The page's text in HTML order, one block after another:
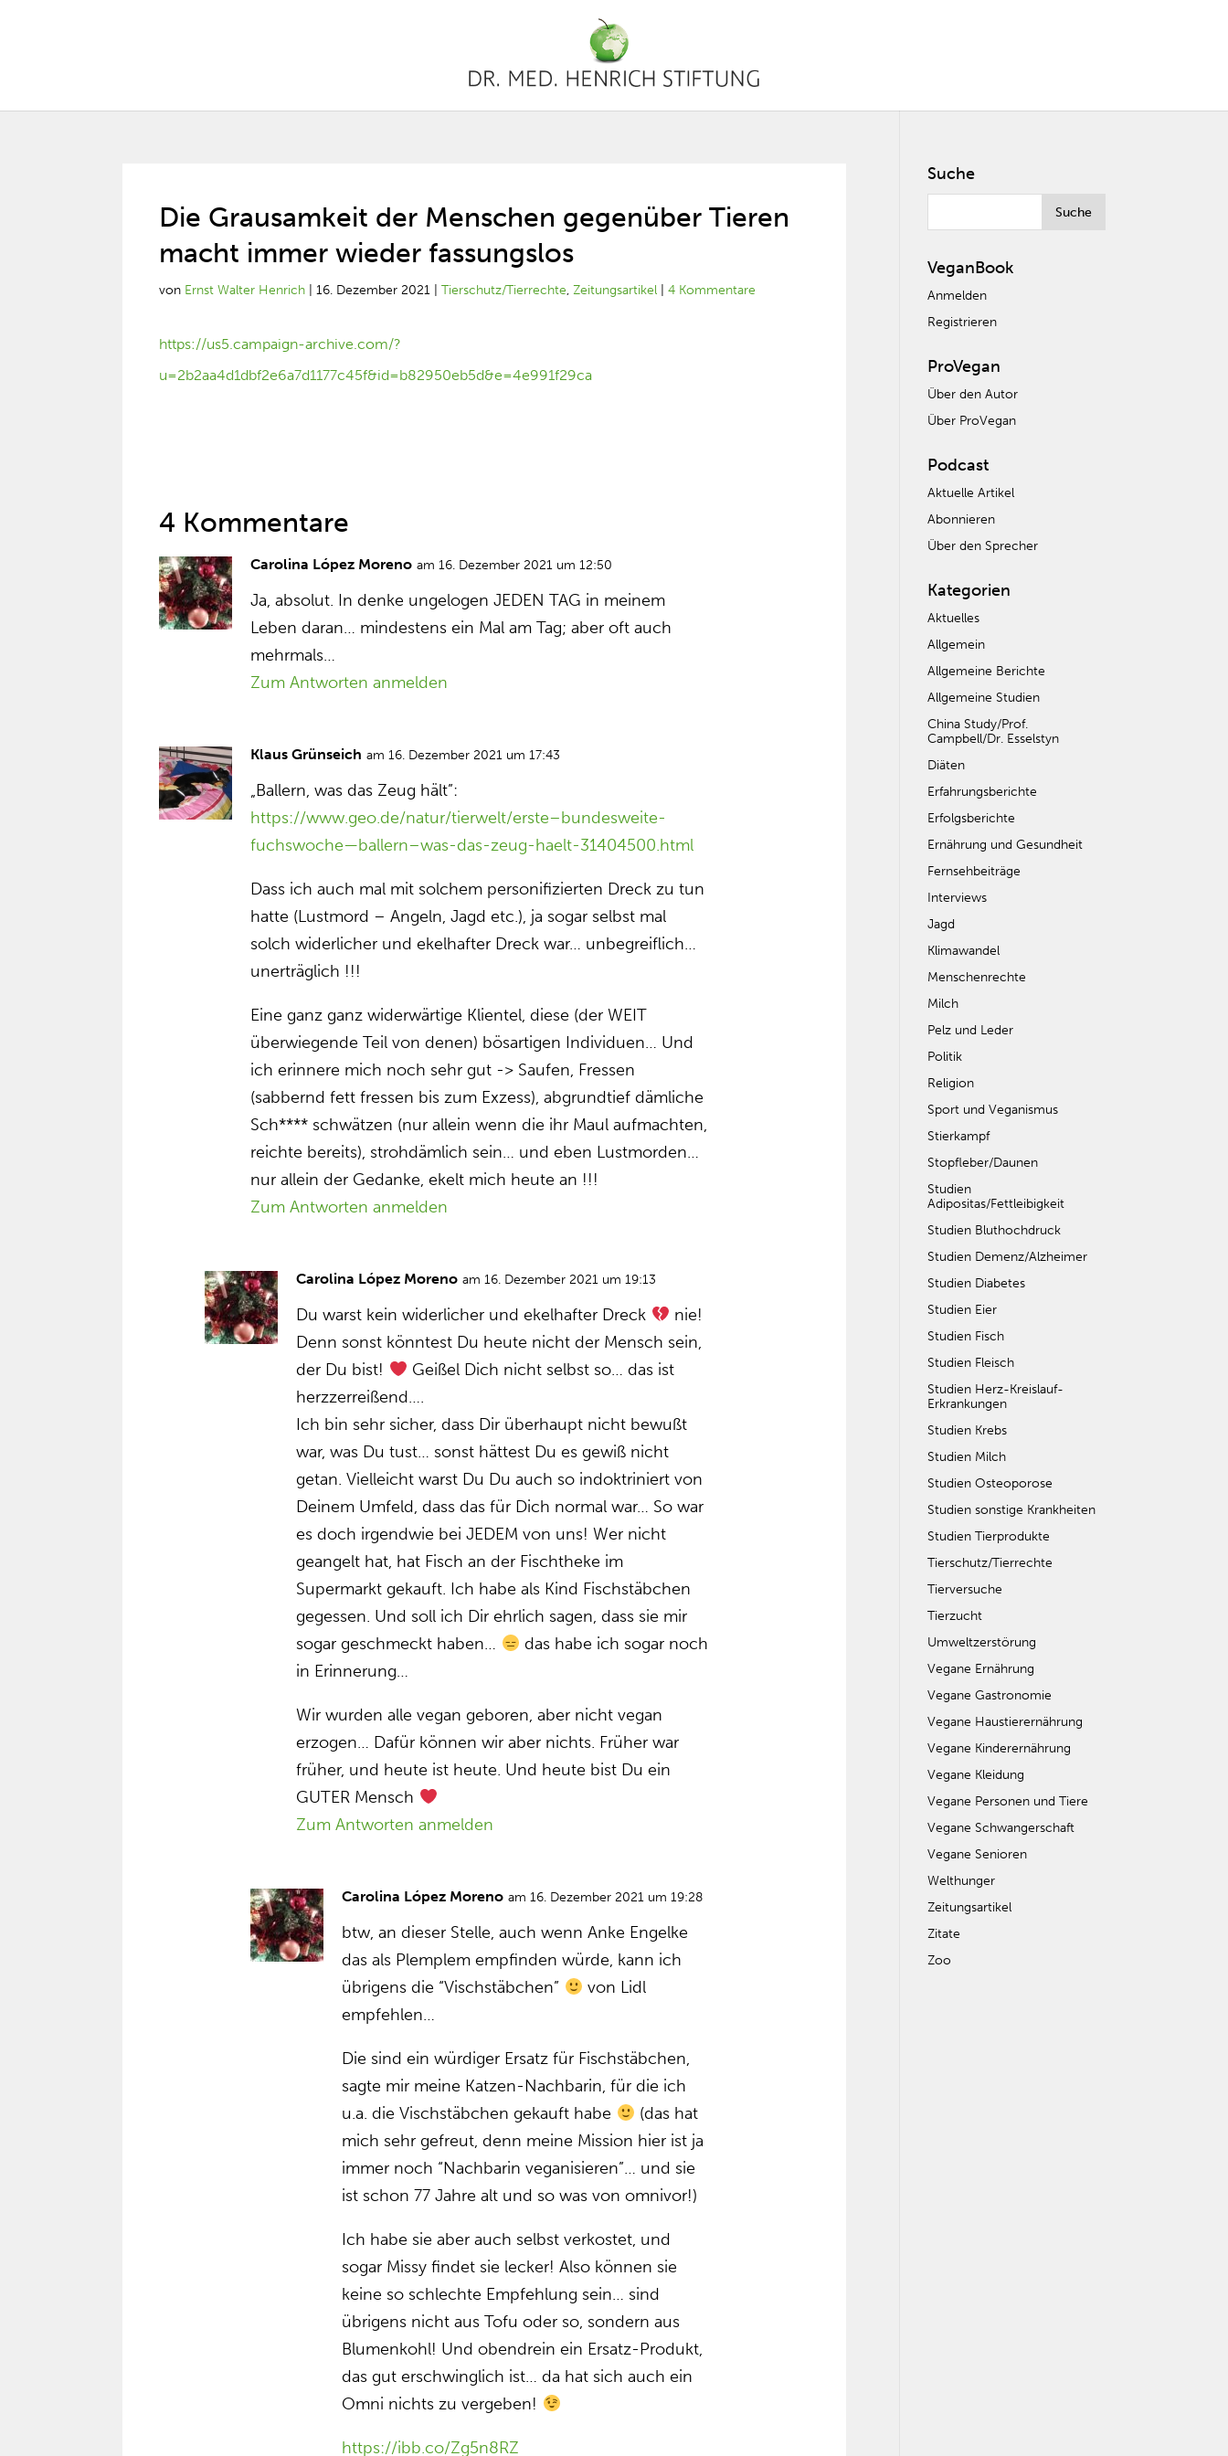
Die Grausamkeit der Menschen gegenüber Tieren
macht immer wieder fassungslos
von Ernst Walter Henrich |16. Dezember 2021 |Tierschutz/Tierrechte,Zeitungsartikel |4 Kommentare
https://us5.campaign-archive.com/?
u=2b2aa4d1dbf2e6a7d1177c45f&id=b82950eb5d&e=4e991f29ca
4 Kommentare
Carolina López Moreno am 16. Dezember 2021 um 12:50
Ja, absolut. In denke ungelogen JEDEN TAG in meinem
Leben daran… mindestens ein Mal am Tag; aber oft auch
mehrmals…
Zum Antworten anmelden
Klaus Grünseich am 16. Dezember 2021 um 17:43
„Ballern, was das Zeug hält”:
https://www.geo.de/natur/tierwelt/erste–bundesweite-
fuchswoche—ballern–was-das-zeug-haelt-31404500.html
Dass ich auch mal mit solchem personifizierten Dreck zu tun
hatte (Lustmord – Angeln, Jagd etc.), ja sogar selbst mal
solch widerlicher und ekelhafter Dreck war… unbegreiflich…
unerträglich !!!
Eine ganz ganz widerwärtige Klientel, diese (der WEIT
überwiegende Teil von denen) bösartigen Individuen… Und
ich erinnere mich noch sehr gut -> Saufen, Fressen
(sabbernd fett fressen bis zum Exzess), abgrundtief dämliche
Sch**** schwätzen (nur allein wenn die ihr Maul aufmachten,
reichte bereits), strohdämlich sein… und eben Lustmorden…
nur allein der Gedanke, ekelt mich heute an !!!
Zum Antworten anmelden
Carolina López Moreno am 16. Dezember 2021 um 19:13
Du warst kein widerlicher und ekelhafter Dreck
nie!
Denn sonst könntest Du heute nicht der Mensch sein,
der Du bist!
Geißel Dich nicht selbst so… das ist
herzzerreißend….
Ich bin sehr sicher, dass Dir überhaupt nicht bewußt
war, was Du tust… sonst hättest Du es gewiß nicht
getan. Vielleicht warst Du Du auch so indoktriniert von
Deinem Umfeld, dass das für Dich normal war… So war
es doch irgendwie bei JEDEM von uns! Wer nicht
geangelt hat, hat Fisch an der Fischtheke im
Supermarkt gekauft. Ich habe als Kind Fischstäbchen
gegessen. Und soll ich Dir ehrlich sagen, dass sie mir
sogar geschmeckt haben…
das habe ich sogar noch
in Erinnerung…
Wir wurden alle vegan geboren, aber nicht vegan
erzogen… Dafür können wir aber nichts. Früher war
früher, und heute ist heute. Und heute bist Du ein
GUTER Mensch
Zum Antworten anmelden
Carolina López Moreno am 16. Dezember 2021 um 19:28
btw, an dieser Stelle, auch wenn Anke Engelke
das als Plemplem empfinden würde, kann ich
übrigens die “Vischstäbchen”
von Lidl
empfehlen…
Die sind ein würdiger Ersatz für Fischstäbchen,
sagte mir meine Katzen-Nachbarin, für die ich
u.a. die Vischstäbchen gekauft habe
(das hat
mich sehr gefreut, denn meine Mission hier ist ja
immer noch “Nachbarin veganisieren”… und sie
ist schon 77 Jahre alt und so was von omnivor!)
Ich habe sie aber auch selbst verkostet, und
sogar Missy findet sie lecker! Also können sie
keine so schlechte Empfehlung sein… sind
übrigens nicht aus Tofu oder so, sondern aus
Blumenkohl! Und obendrein ein Ersatz-Produkt,
das gut erschwinglich ist… da hat sich auch ein
Omni nichts zu vergeben!
https://ibb.co/Zg5n8RZ
Suche
VeganBook
Anmelden
Registrieren
ProVegan
Über den Autor
Über ProVegan
Podcast
Aktuelle Artikel
Abonnieren
Über den Sprecher
Kategorien
Aktuelles
Allgemein
Allgemeine Berichte
Allgemeine Studien
China Study/Prof.
Campbell/Dr. Esselstyn
Diäten
Erfahrungsberichte
Erfolgsberichte
Ernährung und Gesundheit
Fernsehbeiträge
Interviews
Jagd
Klimawandel
Menschenrechte
Milch
Pelz und Leder
Politik
Religion
Sport und Veganismus
Stierkampf
Stopfleber/Daunen
Studien
Adipositas/Fettleibigkeit
Studien Bluthochdruck
Studien Demenz/Alzheimer
Studien Diabetes
Studien Eier
Studien Fisch
Studien Fleisch
Studien Herz-Kreislauf-
Erkrankungen
Studien Krebs
Studien Milch
Studien Osteoporose
Studien sonstige Krankheiten
Studien Tierprodukte
Tierschutz/Tierrechte
Tierversuche
Tierzucht
Umweltzerstörung
Vegane Ernährung
Vegane Gastronomie
Vegane Haustierernährung
Vegane Kinderernährung
Vegane Kleidung
Vegane Personen und Tiere
Vegane Schwangerschaft
Vegane Senioren
Welthunger
Zeitungsartikel
Zitate
Zoo